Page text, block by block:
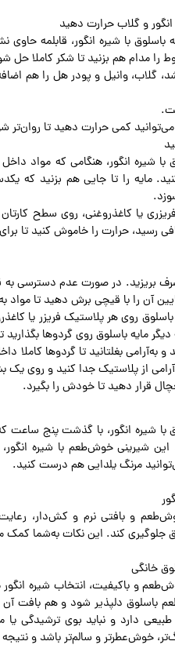
و گلاب حرارت دهید
با شیره انگور، قابلمه
را مدام هم بزنید تا شکر کاملا حل
گلاب، وانیل و پودر هل را هم
شیره انگور، هنگامی که مواد
مایه را تا جایی هم بزنید
یا کاغذروغنی، روی سطح
رسید، حرارت را خاموش کنید تا
بریزید. در صورت عدم دسترسی به
آن را با قیچی برش دهید تا مواد
روی هر پلاستیک فریزر یا
مایه باسلوق روی گردوها بگذارید
و به‌آرامی بغلتانید تا گردوها
از پلاستیک جدا کنید و روی
قرار دهید تا خودش را بگیرد.
با شیره انگور، با گذشت پنج
شیرینی خوش‌طعم با شیره
مرنگ یلدایی هم درست کنید.
و بافتی نرم و کش‌دار،
جلوگیری کند. این نکات به‌شما
خانگی
و باکیفیت، انتخاب شیره
باسلوق دلپذیر شود و هم بافت آن
دارد و نباید بوی ترشیدگی یا
خوش‌عطرتر و سالم‌تر باشد و نتیجه